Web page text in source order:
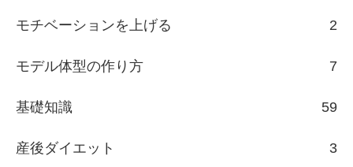
モチベーションを上げる 2
モデル体型の作り方 7
基礎知識 59
産後ダイエット 3